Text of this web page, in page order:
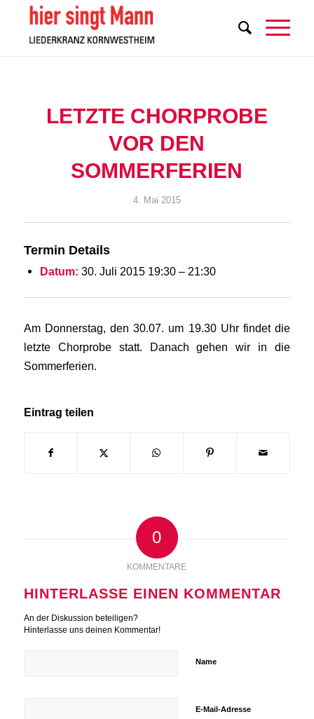
LETZTE CHORPROBE
VOR DEN
SOMMERFERIEN
4. Mai 2015
Termin Details
Datum: 30. Juli 2015 19:30– 21:30
Am Donnerstag, den 30.07. um 19.30 Uhr findet die
letzte Chorprobe statt. Danach gehen wir in die
Sommerferien.
Eintrag teilen
0
KOMMENTARE
HINTERLASSE EINEN KOMMENTAR
An der Diskussion beteiligen?
Hinterlasse uns deinen Kommentar!
Name
E-Mail-Adresse